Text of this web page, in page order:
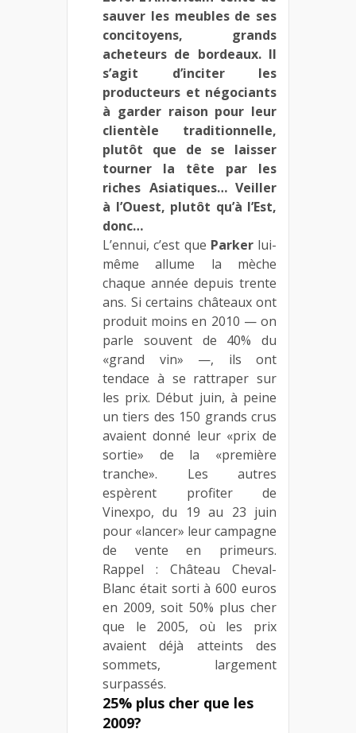
sauver les meubles de ses
concitoyens, grands
acheteurs de bordeaux. Il
s’agit d’inciter les
producteurs et négociants
à garder raison pour leur
clientèle traditionnelle,
plutôt que de se laisser
tourner la tête par les
riches Asiatiques… Veiller
à l’Ouest, plutôt qu’à l’Est,
donc…
L’ennui, c’est que Parkerlui-
même allume la mèche
chaque année depuis trente
ans. Si certains châteaux ont
produit moins en 2010 — on
parle souvent de 40% du
«grand vin» —, ils ont
tendace à se rattraper sur
les prix. Début juin, à peine
un tiers des 150 grands crus
avaient donné leur «prix de
sortie» de la «première
tranche». Les autres
espèrent profiter de
Vinexpo, du 19 au 23 juin
pour «lancer» leur campagne
de vente en primeurs.
Rappel : Château Cheval-
Blanc était sorti à 600 euros
en 2009, soit 50% plus cher
que le 2005, où les prix
avaient déjà atteints des
sommets, largement
surpassés.
25% plus cher que les
2009?